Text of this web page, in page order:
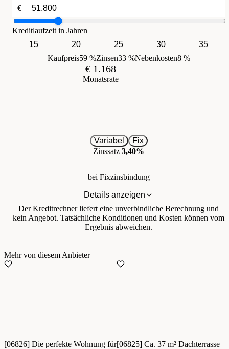
€
Kreditlaufzeit in Jahren
15
20 25 30
35
Kaufpreis59 %Zinsen33 %Nebenkosten8 %
€ 1.168
Monatsrate
Variabel
Fix
Zinssatz 3,40%
bei Fixzinsbindung
Details anzeigen
Der Kreditrechner liefert eine unverbindliche Berechnung und
kein Angebot. Tatsächliche Konditionen und Kosten können vom
Ergebnis abweichen.
Mehr von diesem Anbieter
[06826] Die perfekte Wohnung für[06825] Ca. 37 m² Dachterrasse